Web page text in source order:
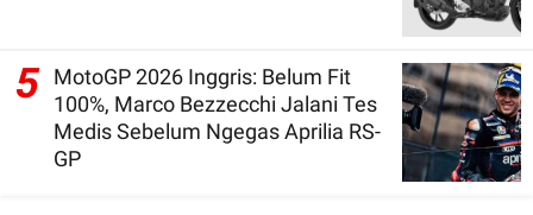
5 MotoGP 2026 Inggris: Belum Fit
100%, Marco Bezzecchi Jalani Tes
Medis Sebelum Ngegas Aprilia RS-
GP